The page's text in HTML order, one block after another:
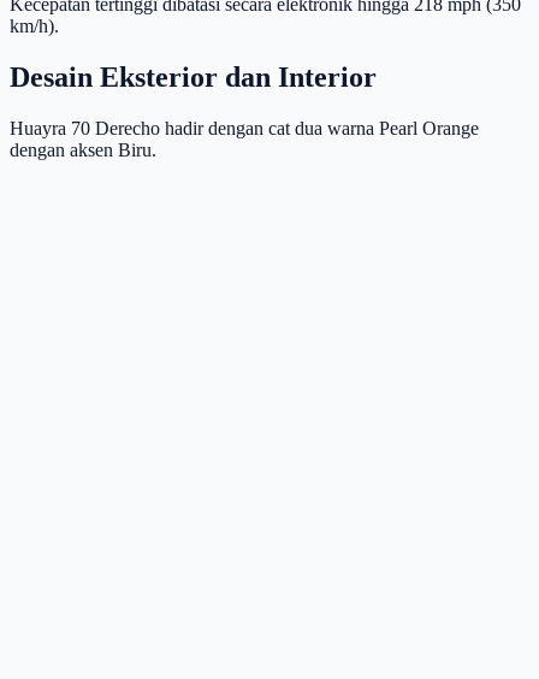
km/h).
Desain Eksterior dan Interior
Huayra 70 Derecho hadir dengan cat dua warna Pearl Orange
dengan aksen Biru.